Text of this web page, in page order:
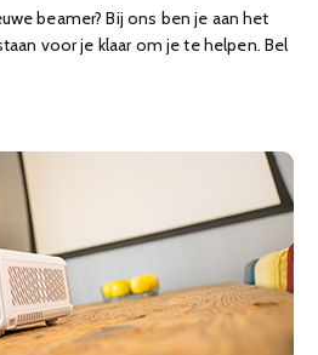
beamer? Bij ons ben je aan het
voor je klaar om je te helpen. Bel